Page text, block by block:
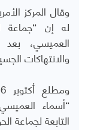
وقال المركز
له إن “جماعة
العميسي،
والانتهاكات
“أسماء
التابعة لجماعة